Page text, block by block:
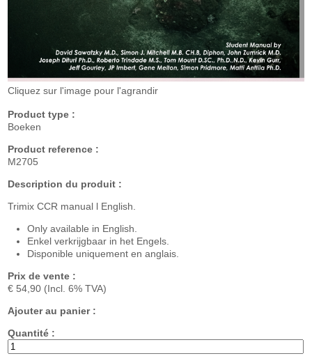
Cliquez sur l'image pour l'agrandir
Product type :
Boeken
Product reference :
M2705
Description du produit :
Trimix CCR manual l English.
Only available in English.
Enkel verkrijgbaar in het Engels.
Disponible uniquement en anglais.
Prix de vente :
€ 54,90 (Incl. 6% TVA)
Ajouter au panier :
Quantité :